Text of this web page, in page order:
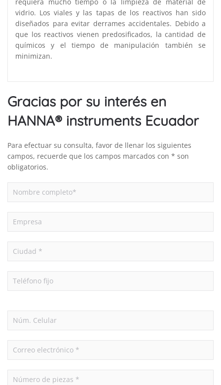
vidrio. Los viales y las tapas de los reactivos han sido
diseñados para evitar derrames accidentales. Debido a
que los reactivos vienen predosificados, la cantidad de
químicos y el tiempo de manipulación también se
minimizan.
Gracias por su interés en
HANNA® instruments Ecuador
Para efectuar su consulta, favor de llenar los siguientes
campos, recuerde que los campos marcados con * son
obligatorios.